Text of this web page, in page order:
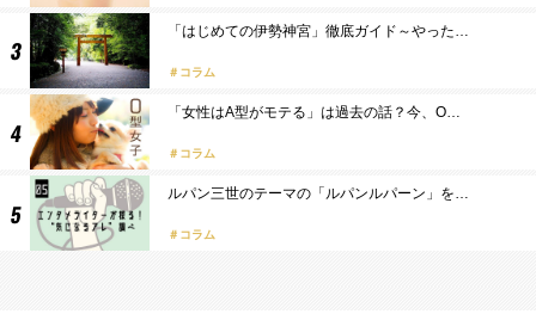
「はじめての伊勢神宮」徹底ガイド～やった…
コラム
「女性はA型がモテる」は過去の話？今、O…
コラム
ルパン三世のテーマの「ルパンルパーン」を…
コラム